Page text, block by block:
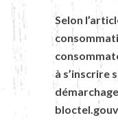
Selon
à s’inscrire